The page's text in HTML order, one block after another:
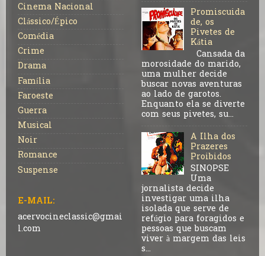
Cinema Nacional
Clássico/Épico
Comédia
Crime
Drama
Família
Faroeste
Guerra
Musical
Noir
Romance
Suspense
E-MAIL:
acervocineclassic@gmai
l.com
Promiscuida
de, os
Pivetes de
Kátia
Cansada da
morosidade do marido,
uma mulher decide
buscar novas aventuras
ao lado de garotos.
Enquanto ela se diverte
com seus pivetes, su...
A Ilha dos
Prazeres
Proibidos
SINOPSE
Uma
jornalista decide
investigar uma ilha
isolada que serve de
refúgio para foragidos e
pessoas que buscam
viver à margem das leis
s...